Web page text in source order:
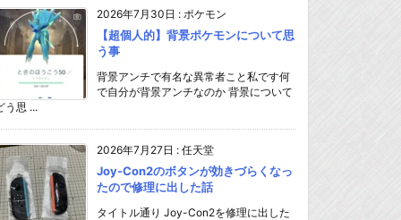
2026年7月30日 : ポケモン
【超個人的】背景ポケモンについて思
う事
背景アンチで有名な異常者こと私です何
で自分が背景アンチなのか 背景について
う思 ...
2026年7月27日 : 任天堂
Joy-Con2のボタンが効きづらくなっ
たので修理に出した話
タイトル通り Joy-Con2を修理に出した